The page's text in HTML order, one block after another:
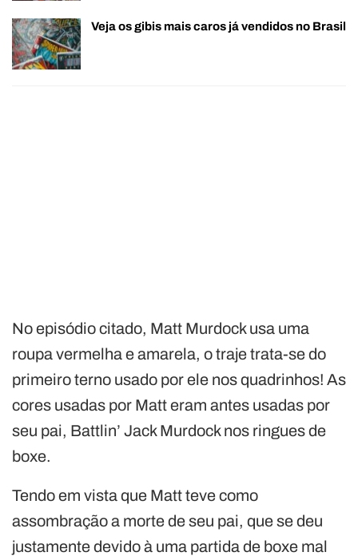
Veja os gibis mais caros já vendidos no Brasil
No episódio citado, Matt Murdock usa uma
roupa vermelha e amarela, o traje trata-se do
primeiro terno usado por ele nos quadrinhos! As
cores usadas por Matt eram antes usadas por
seu pai, Battlin’ Jack Murdock nos ringues de
boxe.
Tendo em vista que Matt teve como
assombração a morte de seu pai, que se deu
justamente devido à uma partida de boxe mal